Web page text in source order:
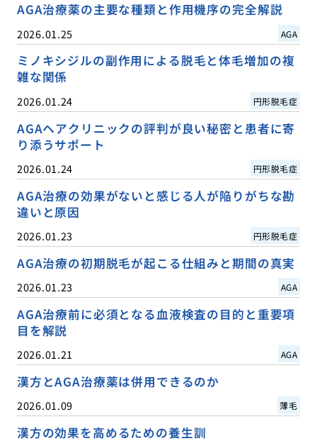
AGA治療薬の主要な種類と作用機序の完全解説
2026.01.25 AGA
ミノキシジルの副作用による脱毛と体毛増加の複
雑な関係
2026.01.24 円形脱毛症
AGAヘアクリニックの評判が良い秘密と患者に寄
り添うサポート
2026.01.24 円形脱毛症
AGA治療の効果がないと感じる人が陥りがちな勘
違いと原因
2026.01.23 円形脱毛症
AGA治療の初期脱毛が起こる仕組みと期間の真実
2026.01.23 AGA
AGA治療前に必須となる血液検査の目的と重要項
目を解説
2026.01.21 AGA
漢方とAGA治療薬は併用できるのか
2026.01.09 薄毛
漢方の効果を高めるための養生訓